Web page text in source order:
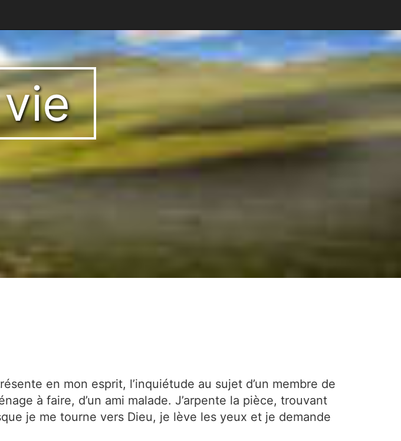
en mon esprit, l’inquiétude au sujet d’un membre de
à faire, d’un ami malade. J’arpente la pièce, trouvant
je me tourne vers Dieu, je lève les yeux et je demande